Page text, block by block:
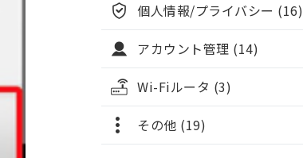
個人情報/プライバシー (16)
アカウント管理 (14)
Wi-Fiルータ (3)
その他 (19)